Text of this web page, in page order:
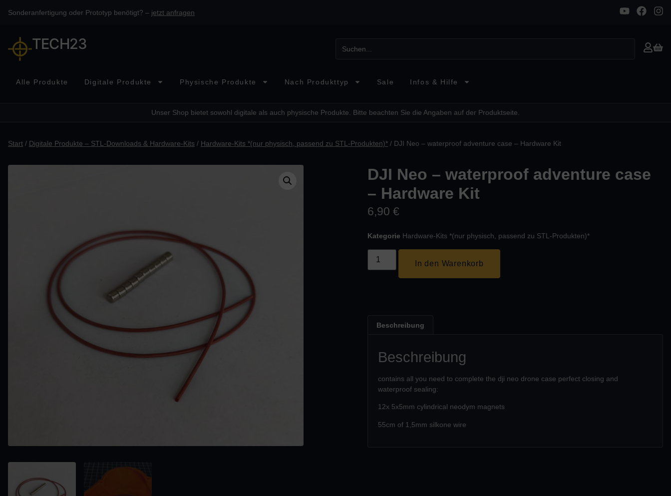
Sonderanfertigung oder Prototyp benötigt? – jetzt anfragen
TECH23
Alle Produkte Digitale Produkte Physische Produkte Nach Produkttyp Sale Infos & Hilfe
Unser Shop bietet sowohl digitale als auch physische Produkte. Bitte beachten Sie die Angaben auf der Produktseite.
Start / Digitale Produkte – STL-Downloads & Hardware-Kits / Hardware-Kits *(nur physisch, passend zu STL-Produkten)* / DJI Neo – waterproof adventure case – Hardware Kit
DJI Neo – waterproof adventure case
– Hardware Kit
6,90 €
Kategorie Hardware-Kits *(nur physisch, passend zu STL-Produkten)*
In den Warenkorb
Beschreibung
Beschreibung
contains all you need to complete the dji neo drone case perfect closing and
waterproof sealing:
12x 5x5mm cylindrical neodym magnets
55cm of 1,5mm silkone wire